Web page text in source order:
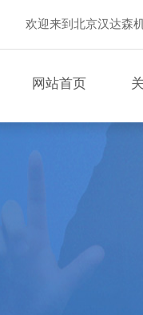
欢迎来到北京汉达森
网站首页